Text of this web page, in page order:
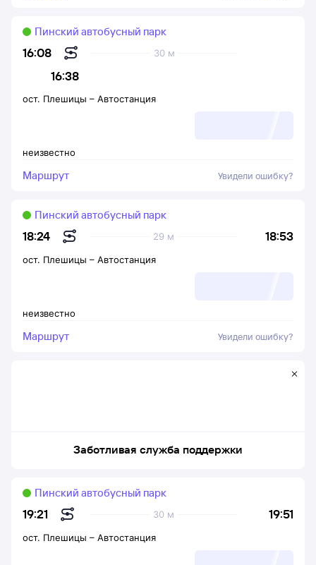
16:08
16:38
30 м
Пинский автобусный парк
неизвестно
ост. Плешицы – Автостанция
Маршрут Увидели ошибку?
18:24 18:53
29 м
Пинский автобусный парк
неизвестно
ост. Плешицы – Автостанция
Маршрут Увидели ошибку?
Заботливая служба поддержки
19:21 19:51
30 м
Пинский автобусный парк
ост. Плешицы – Автостанция